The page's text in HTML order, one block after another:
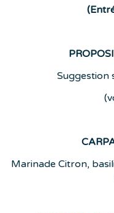
(E
Suggestion
Marinade Citron,